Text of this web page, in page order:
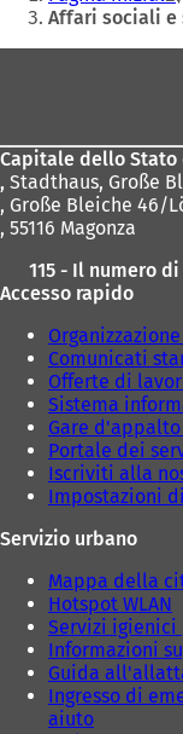
qui:Affari sociali e
Capitale dello Stato
, Stadthaus, Große
, Große Bleiche 46/
, 55116 Magonza
115 - Il numero
Accesso rapido
Comunicati
Offerte di
Sistema
Gare
Portale dei
Iscriviti alla
Impostazioni
Servizio urbano
Mappa della
Hotspot WLAN
Servizi
Informazioni
Guida
Ingresso di
aiuto